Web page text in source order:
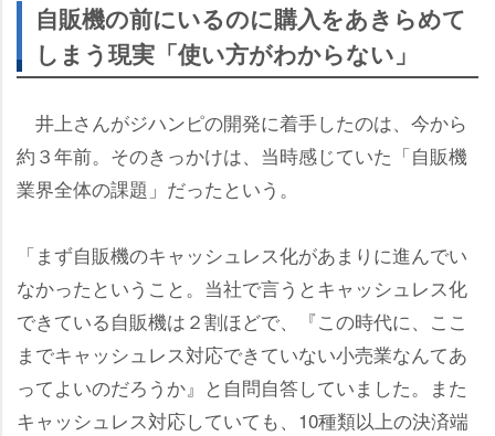
自販機の前にいるのに購入をあきらめて
しまう現実「使い方がわからない」
井上さんがジハンピの開発に着手したのは、今から
約３年前。そのきっかけは、当時感じていた「自販機
業界全体の課題」だったという。
「まず自販機のキャッシュレス化があまりに進んでい
なかったということ。当社で言うとキャッシュレス化
できている自販機は２割ほどで、『この時代に、ここ
までキャッシュレス対応できていない小売業なんてあ
ってよいのだろうか』と自問自答していました。また
キャッシュレス対応していても、10種類以上の決済端